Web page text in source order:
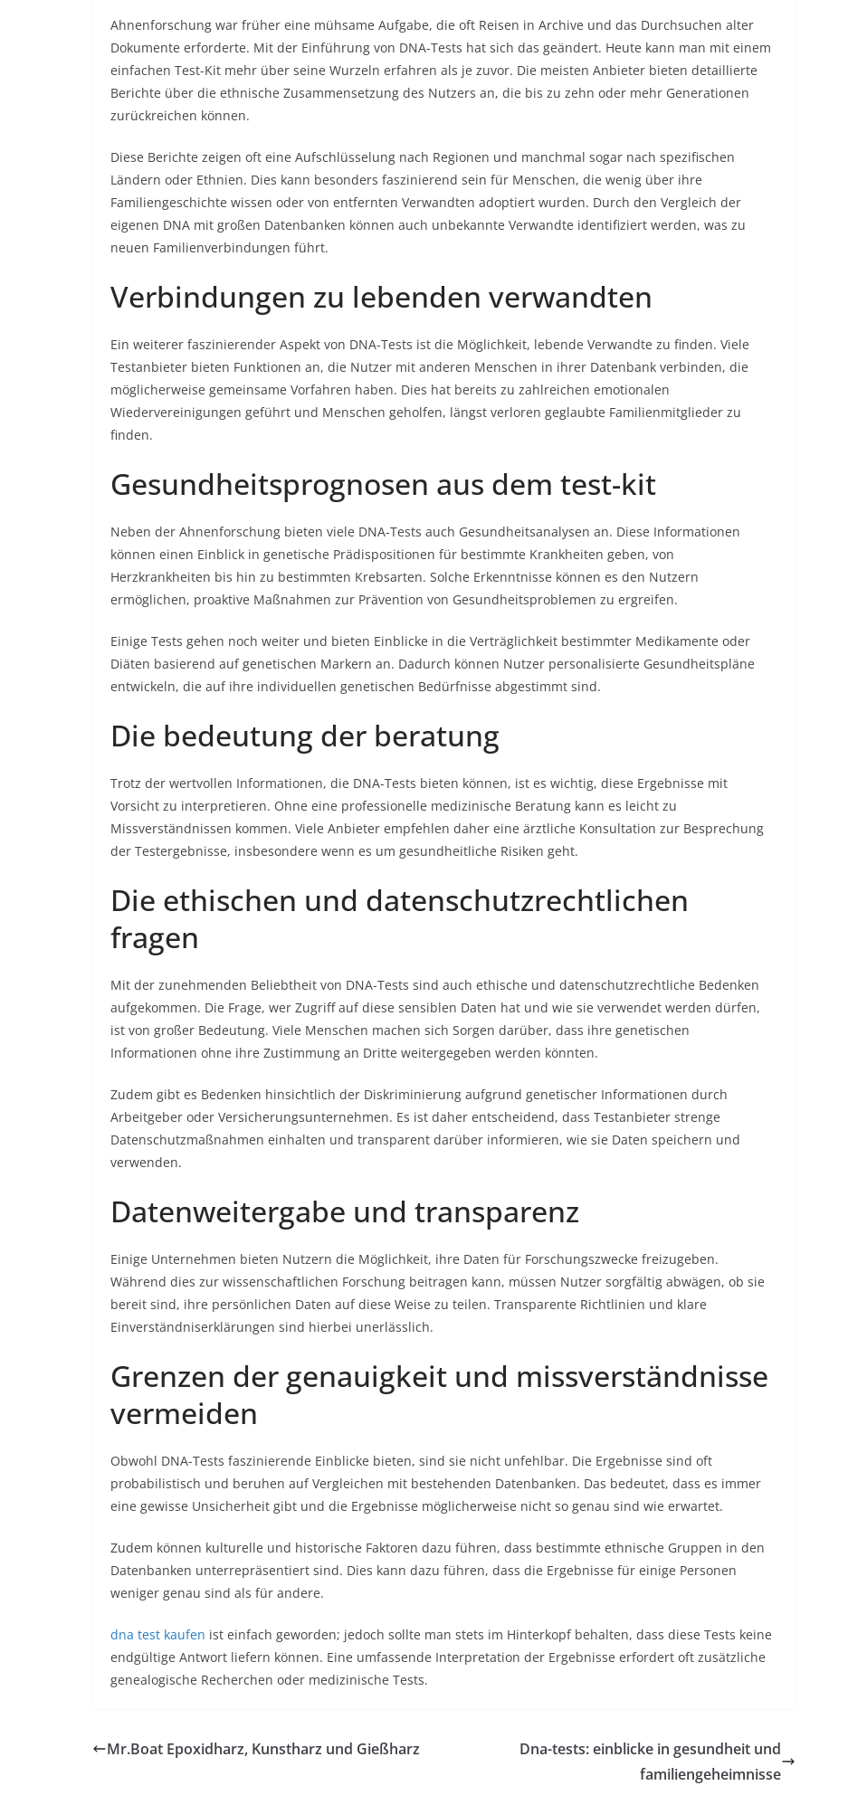
Ahnenforschung war früher eine mühsame Aufgabe, die oft Reisen in Archive und das Durchsuchen alter
Dokumente erforderte. Mit der Einführung von DNA-Tests hat sich das geändert. Heute kann man mit einem
einfachen Test-Kit mehr über seine Wurzeln erfahren als je zuvor. Die meisten Anbieter bieten detaillierte
Berichte über die ethnische Zusammensetzung des Nutzers an, die bis zu zehn oder mehr Generationen
zurückreichen können.
Diese Berichte zeigen oft eine Aufschlüsselung nach Regionen und manchmal sogar nach spezifischen
Ländern oder Ethnien. Dies kann besonders faszinierend sein für Menschen, die wenig über ihre
Familiengeschichte wissen oder von entfernten Verwandten adoptiert wurden. Durch den Vergleich der
eigenen DNA mit großen Datenbanken können auch unbekannte Verwandte identifiziert werden, was zu
neuen Familienverbindungen führt.
Verbindungen zu lebenden verwandten
Ein weiterer faszinierender Aspekt von DNA-Tests ist die Möglichkeit, lebende Verwandte zu finden. Viele
Testanbieter bieten Funktionen an, die Nutzer mit anderen Menschen in ihrer Datenbank verbinden, die
möglicherweise gemeinsame Vorfahren haben. Dies hat bereits zu zahlreichen emotionalen
Wiedervereinigungen geführt und Menschen geholfen, längst verloren geglaubte Familienmitglieder zu
finden.
Gesundheitsprognosen aus dem test-kit
Neben der Ahnenforschung bieten viele DNA-Tests auch Gesundheitsanalysen an. Diese Informationen
können einen Einblick in genetische Prädispositionen für bestimmte Krankheiten geben, von
Herzkrankheiten bis hin zu bestimmten Krebsarten. Solche Erkenntnisse können es den Nutzern
ermöglichen, proaktive Maßnahmen zur Prävention von Gesundheitsproblemen zu ergreifen.
Einige Tests gehen noch weiter und bieten Einblicke in die Verträglichkeit bestimmter Medikamente oder
Diäten basierend auf genetischen Markern an. Dadurch können Nutzer personalisierte Gesundheitspläne
entwickeln, die auf ihre individuellen genetischen Bedürfnisse abgestimmt sind.
Die bedeutung der beratung
Trotz der wertvollen Informationen, die DNA-Tests bieten können, ist es wichtig, diese Ergebnisse mit
Vorsicht zu interpretieren. Ohne eine professionelle medizinische Beratung kann es leicht zu
Missverständnissen kommen. Viele Anbieter empfehlen daher eine ärztliche Konsultation zur Besprechung
der Testergebnisse, insbesondere wenn es um gesundheitliche Risiken geht.
Die ethischen und datenschutzrechtlichen
fragen
Mit der zunehmenden Beliebtheit von DNA-Tests sind auch ethische und datenschutzrechtliche Bedenken
aufgekommen. Die Frage, wer Zugriff auf diese sensiblen Daten hat und wie sie verwendet werden dürfen,
ist von großer Bedeutung. Viele Menschen machen sich Sorgen darüber, dass ihre genetischen
Informationen ohne ihre Zustimmung an Dritte weitergegeben werden könnten.
Zudem gibt es Bedenken hinsichtlich der Diskriminierung aufgrund genetischer Informationen durch
Arbeitgeber oder Versicherungsunternehmen. Es ist daher entscheidend, dass Testanbieter strenge
Datenschutzmaßnahmen einhalten und transparent darüber informieren, wie sie Daten speichern und
verwenden.
Datenweitergabe und transparenz
Einige Unternehmen bieten Nutzern die Möglichkeit, ihre Daten für Forschungszwecke freizugeben.
Während dies zur wissenschaftlichen Forschung beitragen kann, müssen Nutzer sorgfältig abwägen, ob sie
bereit sind, ihre persönlichen Daten auf diese Weise zu teilen. Transparente Richtlinien und klare
Einverständniserklärungen sind hierbei unerlässlich.
Grenzen der genauigkeit und missverständnisse
vermeiden
Obwohl DNA-Tests faszinierende Einblicke bieten, sind sie nicht unfehlbar. Die Ergebnisse sind oft
probabilistisch und beruhen auf Vergleichen mit bestehenden Datenbanken. Das bedeutet, dass es immer
eine gewisse Unsicherheit gibt und die Ergebnisse möglicherweise nicht so genau sind wie erwartet.
Zudem können kulturelle und historische Faktoren dazu führen, dass bestimmte ethnische Gruppen in den
Datenbanken unterrepräsentiert sind. Dies kann dazu führen, dass die Ergebnisse für einige Personen
weniger genau sind als für andere.
dna test kaufen ist einfach geworden; jedoch sollte man stets im Hinterkopf behalten, dass diese Tests keine
endgültige Antwort liefern können. Eine umfassende Interpretation der Ergebnisse erfordert oft zusätzliche
genealogische Recherchen oder medizinische Tests.
Mr.Boat Epoxidharz, Kunstharz und Gießharz
Dna-tests: einblicke in gesundheit und
familiengeheimnisse